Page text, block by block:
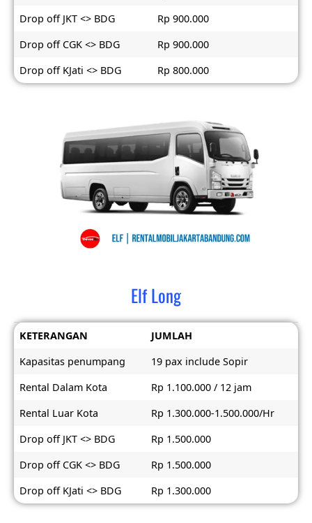
Drop off JKT <> BDG
Rp 900.000
Drop off CGK <> BDG
Rp 900.000
Drop off KJati <> BDG
Rp 800.000
Elf Long
KETERANGAN
JUMLAH
Kapasitas penumpang
19 pax include Sopir
Rental Dalam Kota
Rp 1.100.000 / 12 jam
Rental Luar Kota
Rp 1.300.000-1.500.000/Hr
Drop off JKT <> BDG
Rp 1.500.000
Drop off CGK <> BDG
Rp 1.500.000
Drop off KJati <> BDG
Rp 1.300.000